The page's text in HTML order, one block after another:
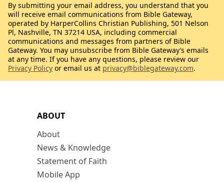
ABOUT
About
News & Knowledge
Statement of Faith
Mobile App
By submitting your email address, you understand that you
will receive email communications from Bible Gateway,
operated by HarperCollins Christian Publishing, 501 Nelson
Pl, Nashville, TN 37214 USA, including commercial
communications and messages from partners of Bible
Gateway. You may unsubscribe from Bible Gateway’s emails
at any time. If you have any questions, please review our
Privacy Policy or email us at privacy@biblegateway.com.